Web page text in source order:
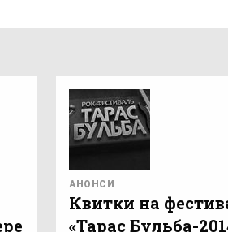
АНОНСИ
Квитки на
«Тарас Бульба-